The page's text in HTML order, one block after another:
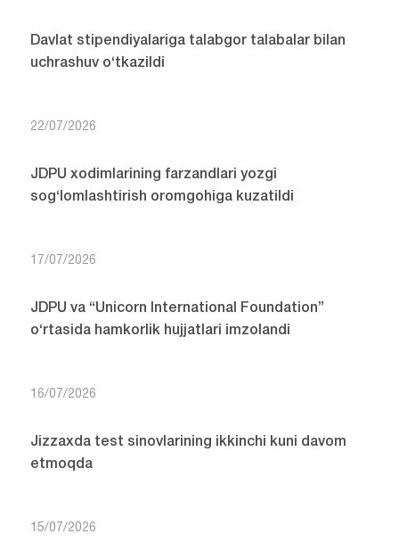
Davlat stipendiyalariga talabgor talabalar bilan
uchrashuv o‘tkazildi
22/07/2026
JDPU xodimlarining farzandlari yozgi
sog‘lomlashtirish oromgohiga kuzatildi
17/07/2026
JDPU va “Unicorn International Foundation”
o‘rtasida hamkorlik hujjatlari imzolandi
16/07/2026
Jizzaxda test sinovlarining ikkinchi kuni davom
etmoqda
15/07/2026